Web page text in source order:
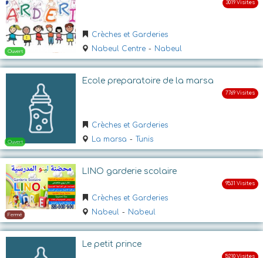
Ouvert
Crèches et Garderies
Nabeul Centre - Nabeul
Ecole preparatoire de la marsa
Crèches et Garderies
La marsa - Tunis
LINO garderie scolaire
Crèches et Garderies
Nabeul - Nabeul
Le petit prince